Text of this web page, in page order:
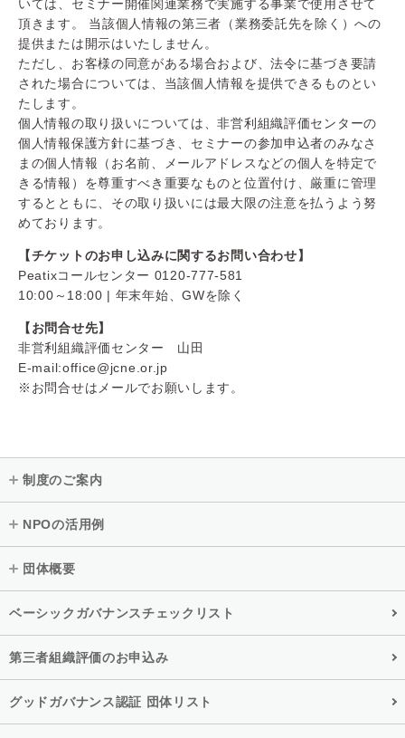
いては、セミナー開催関連業務で実施する事業で使用させて
頂きます。 当該個人情報の第三者（業務委託先を除く）への
提供または開示はいたしません。
ただし、お客様の同意がある場合および、法令に基づき要請
された場合については、当該個人情報を提供できるものとい
たします。
個人情報の取り扱いについては、非営利組織評価センターの
個人情報保護方針に基づき、セミナーの参加申込者のみなさ
まの個人情報（お名前、メールアドレスなどの個人を特定で
きる情報）を尊重すべき重要なものと位置付け、厳重に管理
するとともに、その取り扱いには最大限の注意を払うよう努
めております。
【チケットのお申し込みに関するお問い合わせ】
Peatixコールセンター 0120-777-581
10:00～18:00 | 年末年始、GWを除く
【お問合せ先】
非営利組織評価センター 山田
E-mail:office@jcne.or.jp
※お問合せはメールでお願いします。
制度のご案内
NPOの活用例
団体概要
ベーシックガバナンスチェックリスト
第三者組織評価のお申込み
グッドガバナンス認証 団体リスト